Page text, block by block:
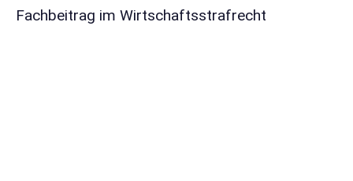
Fachbeitrag im Wirtschaftsstrafrecht